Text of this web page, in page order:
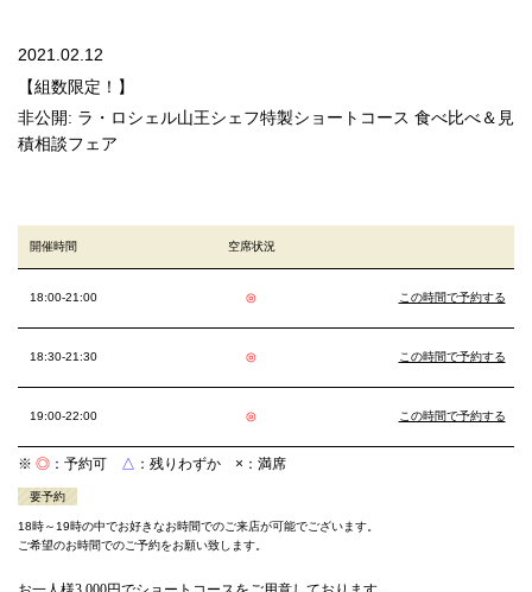
2021.02.12
【組数限定！】
非公開: ラ・ロシェル山王シェフ特製ショートコース 食べ比べ＆見
積相談フェア
開催時間 空席状況
18:00-21:00 ◎ この時間で予約する
18:30-21:30 ◎ この時間で予約する
19:00-22:00 ◎ この時間で予約する
※ ◎ ：予約可 △ ：残りわずか × ：満席
要予約
18時～19時の中でお好きなお時間でのご来店が可能でございます。
ご希望のお時間でのご予約をお願い致します。